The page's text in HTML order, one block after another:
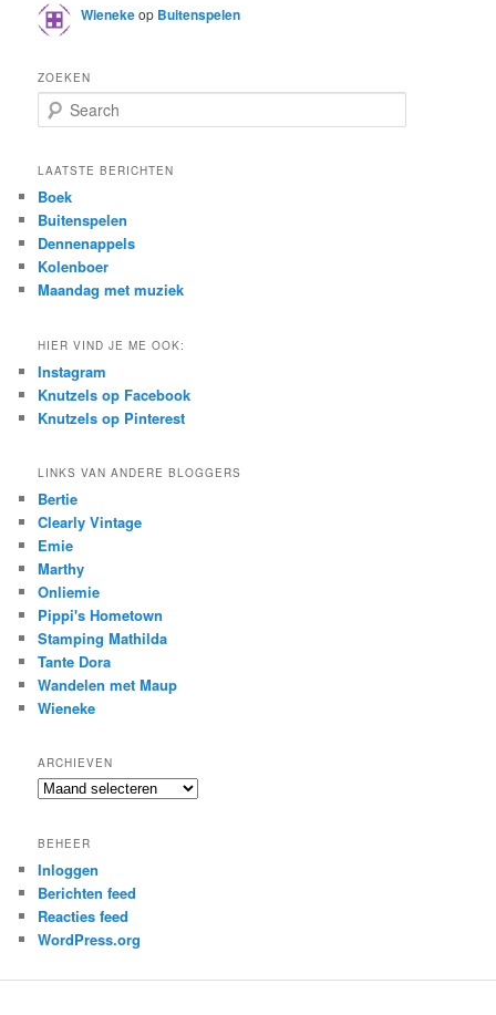
Wienekeop Buitenspelen
ZOEKEN
e
r
h
LAATSTE BERICHTEN
Boek
Buitenspelen
Dennenappels
Kolenboer
Maandag met muziek
HIER VIND JE ME OOK:
Instagram
Knutzels op Facebook
Knutzels op Pinterest
LINKS VAN ANDERE BLOGGERS
Bertie
Clearly Vintage
Emie
Marthy
Onliemie
Pippi's Hometown
Stamping Mathilda
Tante Dora
Wandelen met Maup
Wieneke
ARCHIEVEN
Archieven
BEHEER
Inloggen
Berichten feed
Reacties feed
WordPress.org